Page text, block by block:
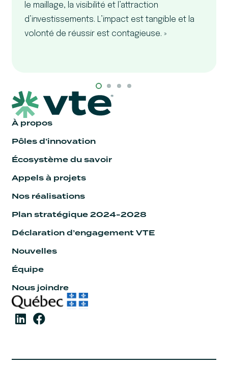
le maillage, la visibilité et l’attraction
d’investissements. L’impact est tangible et la
volonté de réussir est contagieuse. »
À propos
Pôles d’innovation
Écosystème du savoir
Appels à projets
Nos réalisations
Plan stratégique 2024-2028
Déclaration d’engagement VTE
Nouvelles
Équipe
Nous joindre